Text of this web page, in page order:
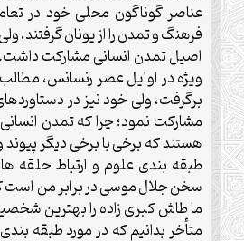
عناصر گوناگون محلى خود در
فرهنگ و تمدن را از يونان گرفتند،
اصيل تمدن انسانى مشاركت داشت.
ويژه در اوايل عصر رنسانس،
برگرفت، ولى خود نيز در
مشاركت نمود؛ چرا كه تمدن
هستند كه برخى با برخى ديگر پيوند و
طبقه بندى علوم و ارتباط حلقه
ما طاش كبرى زاده را بهترين
متأخر بدانيم كه در مورد طبقه